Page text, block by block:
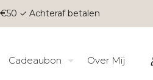
✓ Achteraf betalen
Cadeaubon Over Mij